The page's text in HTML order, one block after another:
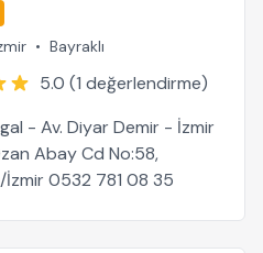
• Bayraklı
5.0 (1 değerlendirme)
- Av. Diyar Demir - İzmir
Abay Cd No:58,
0532 781 08 35